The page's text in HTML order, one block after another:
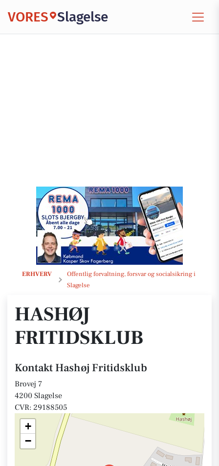
VORES Slagelse
ERHVERV
Offentlig forvaltning, forsvar og socialsikring i
Slagelse
Hashøj Fritidsklub
HASHØJ
FRITIDSKLUB
Kontakt Hashøj Fritidsklub
Brovej 7
4200 Slagelse
CVR: 29188505
+
−